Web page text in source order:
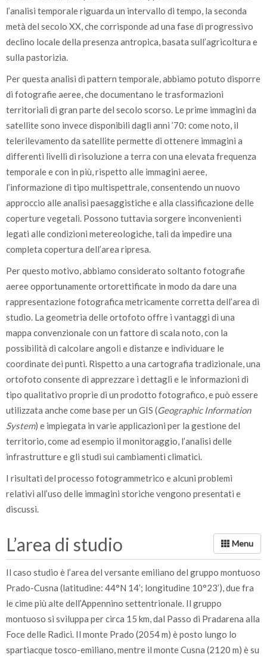
l’analisi temporale riguarda un intervallo di tempo, la seconda
metà del secolo XX, che corrisponde ad una fase di progressivo
declino locale della presenza antropica, basata sull’agricoltura e
sulla pastorizia.
Per questa analisi di pattern temporale, abbiamo potuto disporre
di fotografie aeree, che documentano le trasformazioni
territoriali di gran parte del secolo scorso. Le prime immagini da
satellite sono invece disponibili dagli anni ’70: come noto, il
telerilevamento da satellite permette di ottenere immagini a
differenti livelli di risoluzione a terra con una elevata frequenza
temporale e con in più, rispetto alle immagini aeree,
l’informazione di tipo multispettrale, consentendo un nuovo
approccio alle analisi paesaggistiche e alla classificazione delle
coperture vegetali. Possono tuttavia sorgere inconvenienti
legati alle condizioni metereologiche, tali da impedire una
completa copertura dell’area ripresa.
Per questo motivo, abbiamo considerato soltanto fotografie
aeree opportunamente ortorettificate in modo da dare una
rappresentazione fotografica metricamente corretta dell’area di
studio. La geometria delle ortofoto offre i vantaggi di una
mappa convenzionale con un fattore di scala noto, con la
possibilità di calcolare angoli e distanze e individuare le
coordinate dei punti. Rispetto a una cartografia tradizionale, una
ortofoto consente di apprezzare i dettagli e le informazioni di
tipo qualitativo proprie di un prodotto fotografico, e può essere
utilizzata anche come base per un GIS (Geographic Information
System) e impiegata in varie applicazioni per la gestione del
territorio, come ad esempio il monitoraggio, l’analisi delle
infrastrutture e gli studi sui cambiamenti climatici.
I risultati del processo fotogrammetrico e alcuni problemi
relativi all’uso delle immagini storiche vengono presentati e
discussi.
L’area di studio
Il caso studio è l’area del versante emiliano del gruppo montuoso
Prado-Cusna (latitudine: 44°N 14’; longitudine 10°23’), due fra
le cime più alte dell’Appennino settentrionale. Il gruppo
montuoso si sviluppa per circa 15 km, dal Passo di Pradarena alla
Foce delle Radici. Il monte Prado (2054 m) è posto lungo lo
spartiacque tosco-emiliano, mentre il monte Cusna (2120 m) è su